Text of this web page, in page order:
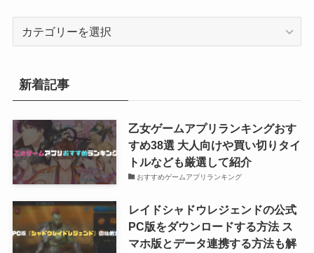
リ
新着記事
乙女ゲームアプリランキングおす
すめ38選 大人向けや買い切りタイ
トルなども厳選して紹介
おすすめゲームアプリランキング
レイドシャドウレジェンドの公式
PC版をダウンロードする方法 ス
マホ版とデータ連携する方法も解